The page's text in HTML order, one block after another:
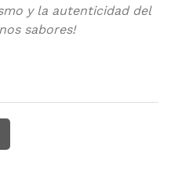
y la autenticidad del
sabores!